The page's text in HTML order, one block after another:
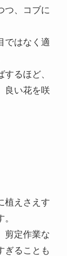
つ、コブに
ではなく適
るほど、
良い花を咲
植えさえす
剪定作業な
ぎることも